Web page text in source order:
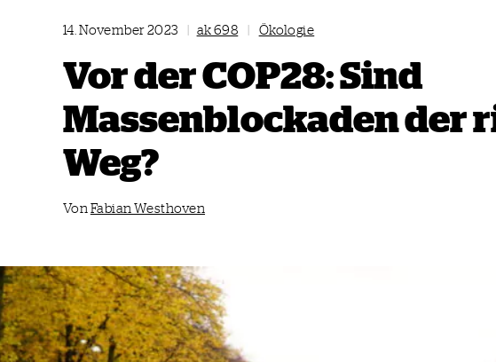
14. November 2023 | ak 698 | Ökologie
Vor der COP28: Sind
Massenblockaden der
Weg?
VonFabian Westhoven